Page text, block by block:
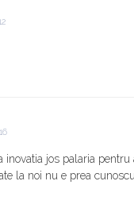
inovatia jos palaria
la noi nu e prea